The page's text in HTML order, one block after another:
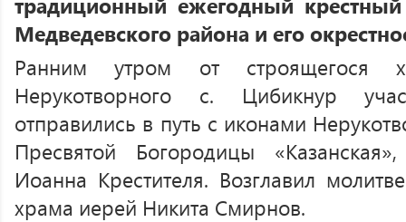
Медведевского района и его
Ранним утром от строящегося
Нерукотворного с. Цибикнур
отправились в путь с иконами
Пресвятой Богородицы
Иоанна Крестителя. Возглавил
храма иерей Никита Смирнов.